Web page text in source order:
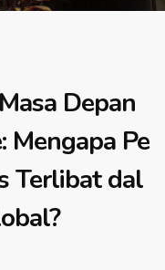
Depan
Pe
Terlibat dal